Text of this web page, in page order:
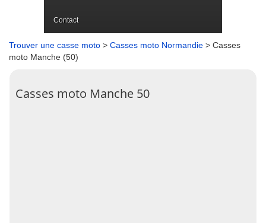
Contact
Trouver une casse moto > Casses moto Normandie > Casses
moto Manche (50)
Casses moto Manche 50